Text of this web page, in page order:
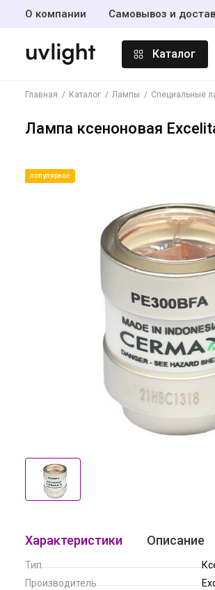
О компании Самовывоз и
Каталог
Главная Каталог Лампы Специальные
Лампа ксеноновая
популярное
Характеристики Описание
Тип
Производитель